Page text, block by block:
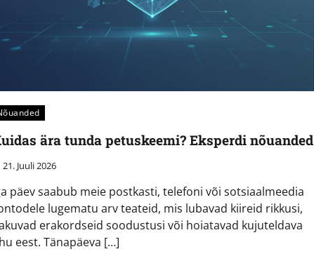
ära tunda petuskeemi? Eksperdi nõuanded
21. Juuli 2026
päev saabub meie postkasti, telefoni või sotsiaalmeedia
lugematu arv teateid, mis lubavad kiireid rikkusi,
erakordseid soodustusi või hoiatavad kujuteldava
eest. Tänapäeva […]